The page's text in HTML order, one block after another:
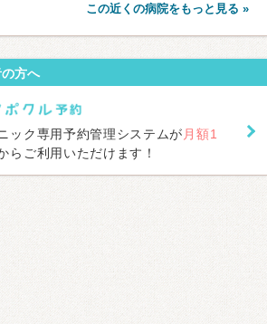
この近くの病院をもっと見る »
方へ
ック専用予約管理システムが 月額1
らご利用いただけます！